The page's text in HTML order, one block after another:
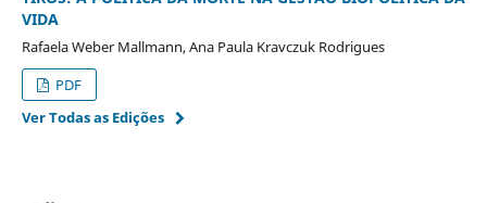
VIDA
Rafaela Weber Mallmann, Ana Paula Kravczuk Rodrigues
PDF
Ver Todas as Edições